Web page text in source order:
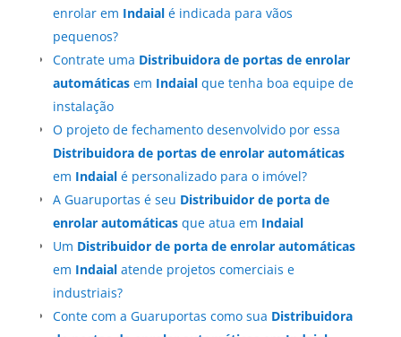
enrolar em Indaialé indicada para vãos
pequenos?
Contrate uma Distribuidora de portas de enrolar
automáticasem Indaialque tenha boa equipe de
instalação
O projeto de fechamento desenvolvido por essa
Distribuidora de portas de enrolar automáticas
em Indaialé personalizado para o imóvel?
A Guaruportas é seu Distribuidor de porta de
enrolar automáticasque atua em Indaial
Um Distribuidor de porta de enrolar automáticas
em Indaialatende projetos comerciais e
industriais?
Conte com a Guaruportas como sua Distribuidora